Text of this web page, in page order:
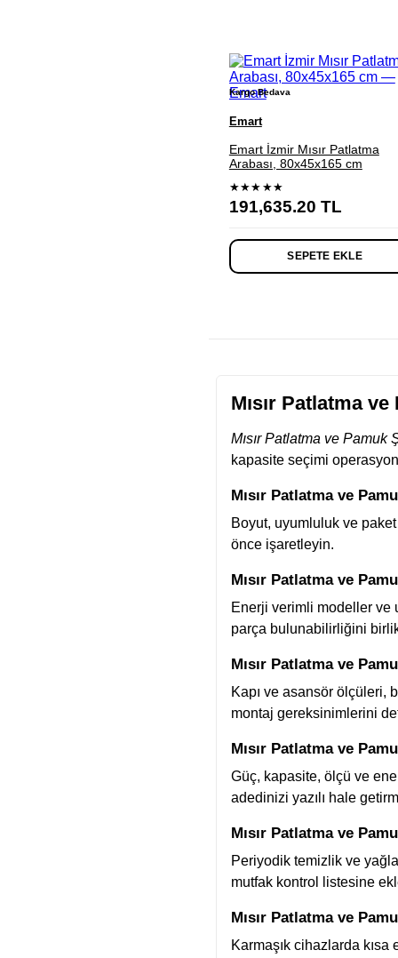
Kargo Bedava
Emart
Emart İzmir Mısır Patlatma
Arabası, 80x45x165 cm
★★★★★
191,635.20 TL
SEPETE EKLE
Mısır Patlatma
Mısır Patlatma ve Pamuk
kapasite seçimi
Mısır Patlatma ve
Boyut, uyumluluk ve
önce işaretleyin.
Mısır Patlatma ve
Enerji verimli modeller ve
parça bulunabilirliğini
Mısır Patlatma ve
Kapı ve asansör ölçüleri,
montaj gereksinimlerini
Mısır Patlatma ve
Güç, kapasite, ölçü ve
adedinizi yazılı hale
Mısır Patlatma ve
Periyodik temizlik ve
mutfak kontrol listesine
Mısır Patlatma ve
Karmaşık cihazlarda kısa